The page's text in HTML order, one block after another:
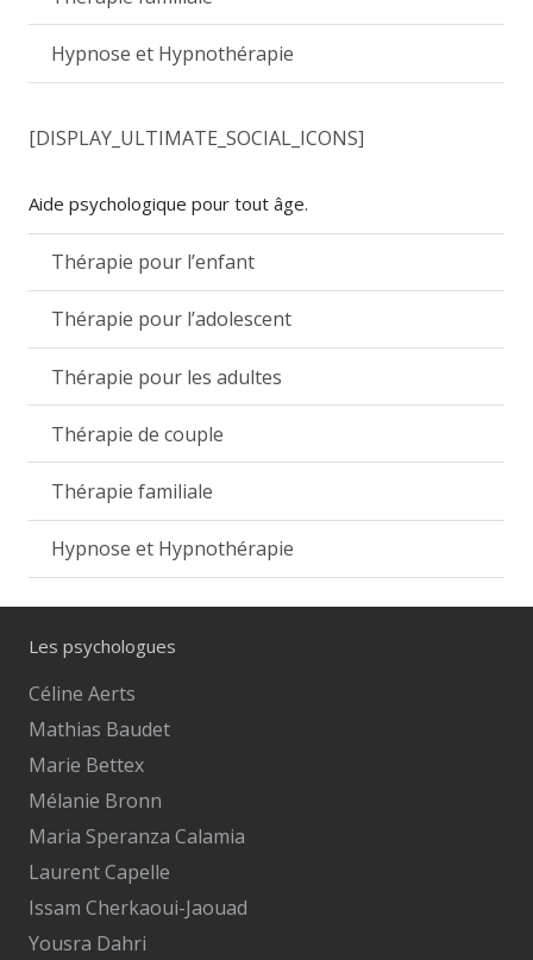
Hypnose et Hypnothérapie
[DISPLAY_ULTIMATE_SOCIAL_ICONS]
Aide psychologique pour tout âge.
Thérapie pour l’enfant
Thérapie pour l’adolescent
Thérapie pour les adultes
Thérapie de couple
Thérapie familiale
Hypnose et Hypnothérapie
Les psychologues
Céline Aerts
Mathias Baudet
Marie Bettex
Mélanie Bronn
Maria Speranza Calamia
Laurent Capelle
Issam Cherkaoui-Jaouad
Yousra Dahri